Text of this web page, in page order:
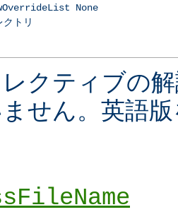
None
クトリ
クティブの
せん。英語